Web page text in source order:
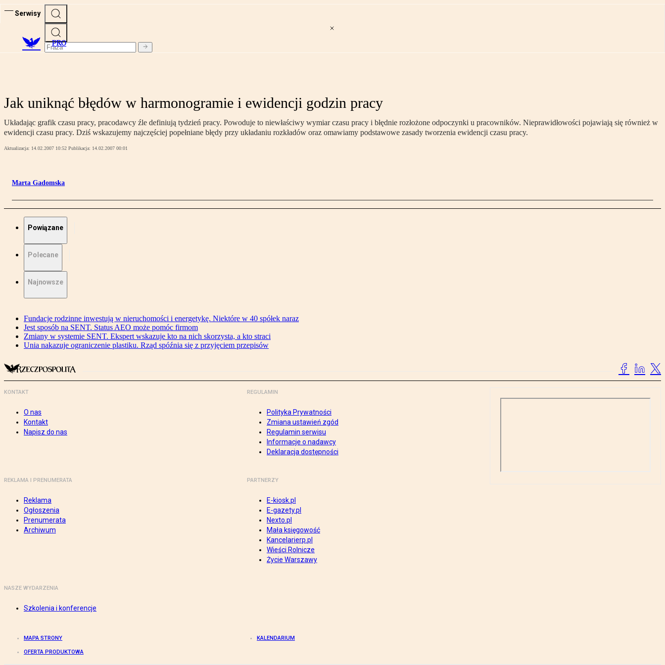
Serwisy
PRO
Jak uniknąć błędów w harmonogramie i ewidencji godzin pracy
Układając grafik czasu pracy, pracodawcy źle definiują tydzień pracy. Powoduje to niewłaściwy wymiar czasu pracy i błędnie rozłożone odpoczynki u pracowników. Nieprawidłowości pojawiają się również w
ewidencji czasu pracy. Dziś wskazujemy najczęściej popełniane błędy przy układaniu rozkładów oraz omawiamy podstawowe zasady tworzenia ewidencji czasu pracy.
Aktualizacja: 14.02.2007 10:52 Publikacja: 14.02.2007 00:01
Marta Gadomska
Powiązane
Polecane
Najnowsze
Fundacje rodzinne inwestują w nieruchomości i energetykę. Niektóre w 40 spółek naraz
Jest sposób na SENT. Status AEO może pomóc firmom
Zmiany w systemie SENT. Ekspert wskazuje kto na nich skorzysta, a kto straci
Unia nakazuje ograniczenie plastiku. Rząd spóźnia się z przyjęciem przepisów
KONTAKT
O nas
Kontakt
Napisz do nas
REGULAMIN
Polityka Prywatności
Zmiana ustawień zgód
Regulamin serwisu
Informacje o nadawcy
Deklaracja dostępności
REKLAMA I PRENUMERATA
Reklama
Ogłoszenia
Prenumerata
Archiwum
PARTNERZY
E-kiosk.pl
E-gazety.pl
Nexto.pl
Mała księgowość
Kancelarierp.pl
Wieści Rolnicze
Życie Warszawy
NASZE WYDARZENIA
Szkolenia i konferencje
MAPA STRONY KALENDARIUM
OFERTA PRODUKTOWA